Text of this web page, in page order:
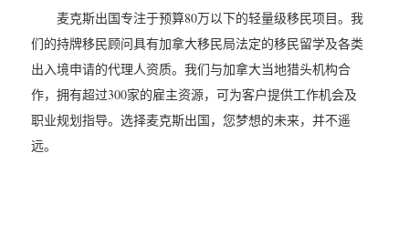
麦克斯出国专注于预算80万以下的轻量级移民项目。我
们的持牌移民顾问具有加拿大移民局法定的移民留学及各类
出入境申请的代理人资质。我们与加拿大当地猎头机构合
作，拥有超过300家的雇主资源，可为客户提供工作机会及
职业规划指导。选择麦克斯出国，您梦想的未来，并不遥
远。